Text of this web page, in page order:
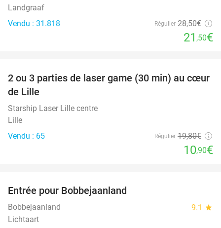
Landgraaf
Vendu : 31.818
Régulier 28,50€
21 ,50€
45%
2 ou 3 parties de laser game (30 min) au cœur
de Lille
Starship Laser Lille centre
Lille
Vendu : 65
Régulier 19,80€
10,90€
Entrée pour Bobbejaanland
Bobbejaanland 9.1 star
Lichtaart